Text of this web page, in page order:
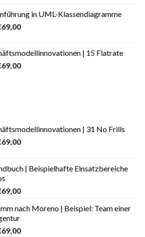
in UML-Klassendiagramme
69,00
| 15 Flatrate
69,00
| 31 No Frills
69,00
| Beispielhafte Einsatzbereiche
69,00
nach Moreno | Beispiel: Team einer
69,00